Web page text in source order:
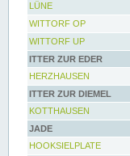
LÜNE
WITTORF OP
WITTORF UP
ITTER ZUR EDER
HERZHAUSEN
ITTER ZUR DIEMEL
KOTTHAUSEN
JADE
HOOKSIELPLATE